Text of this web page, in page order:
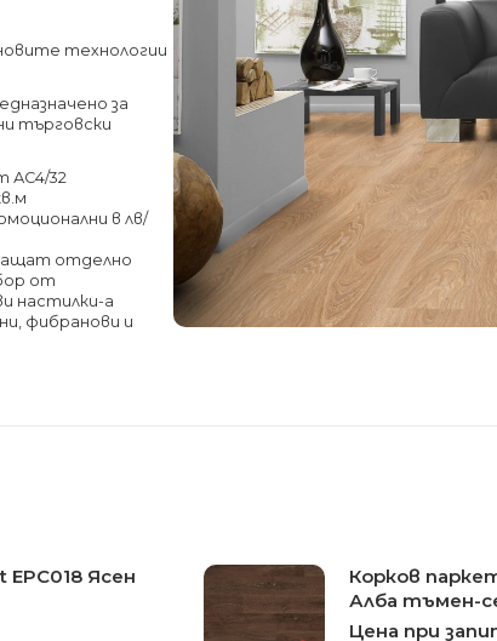
технологии
за
търговски
АС4/32
в лв/
отделно
от
настилки-а
фибранови и
Ясен
Корков
Алба тъмен-
Цена при